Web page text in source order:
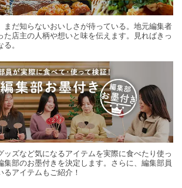
まだ知らないおいしさが待っている。地元編集者
た店主の人柄や想いと味を伝えます。見ればきっ
。
ッズなど気になるアイテムを実際に食べたり使っ
集部のお墨付きを決定します。さらに、編集部員
アイテムもご紹介！